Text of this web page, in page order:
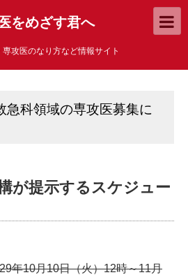
をめざす君へ
攻医のなり方など情報サイト
急科領域の専攻医募集に
が提示するスケジュー
年10月10日（火）12時～11月